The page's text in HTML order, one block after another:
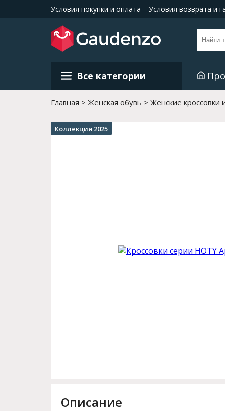
Условия покупки и оплата Условия возврата и
Все категории
Главная Женская обувь Женские кроссовки
Коллекция 2025
Описание